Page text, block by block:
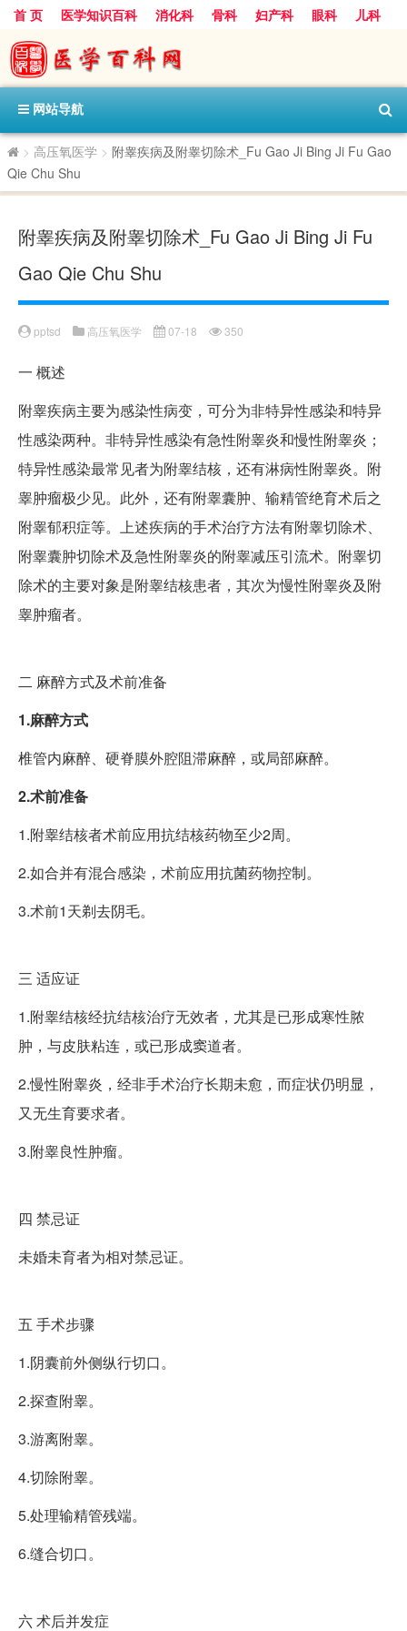
首 页 医学知识百科 消化科 骨科 妇产科 眼科
儿科
心血管病科
呼吸科 神经科
内分泌科
口腔科
网站导航
> 高压氧医学 > 附睾疾病及附睾切除术_Fu Gao Ji Bing Ji Fu Gao
Qie Chu Shu
附睾疾病及附睾切除术_Fu Gao Ji Bing Ji Fu
Gao Qie Chu Shu
pptsd 高压氧医学 07-18 350
一 概述
附睾疾病主要为感染性病变，可分为非特异性感染和特异
性感染两种。非特异性感染有急性附睾炎和慢性附睾炎；
特异性感染最常见者为附睾结核，还有淋病性附睾炎。附
睾肿瘤极少见。此外，还有附睾囊肿、输精管绝育术后之
附睾郁积症等。上述疾病的手术治疗方法有附睾切除术、
附睾囊肿切除术及急性附睾炎的附睾减压引流术。附睾切
除术的主要对象是附睾结核患者，其次为慢性附睾炎及附
睾肿瘤者。
二 麻醉方式及术前准备
1.麻醉方式
椎管内麻醉、硬脊膜外腔阻滞麻醉，或局部麻醉。
2.术前准备
1.附睾结核者术前应用抗结核药物至少2周。
2.如合并有混合感染，术前应用抗菌药物控制。
3.术前1天剃去阴毛。
三 适应证
1.附睾结核经抗结核治疗无效者，尤其是已形成寒性脓
肿，与皮肤粘连，或已形成窦道者。
2.慢性附睾炎，经非手术治疗长期未愈，而症状仍明显，
又无生育要求者。
3.附睾良性肿瘤。
四 禁忌证
未婚未育者为相对禁忌证。
五 手术步骤
1.阴囊前外侧纵行切口。
2.探查附睾。
3.游离附睾。
4.切除附睾。
5.处理输精管残端。
6.缝合切口。
六术后并发症